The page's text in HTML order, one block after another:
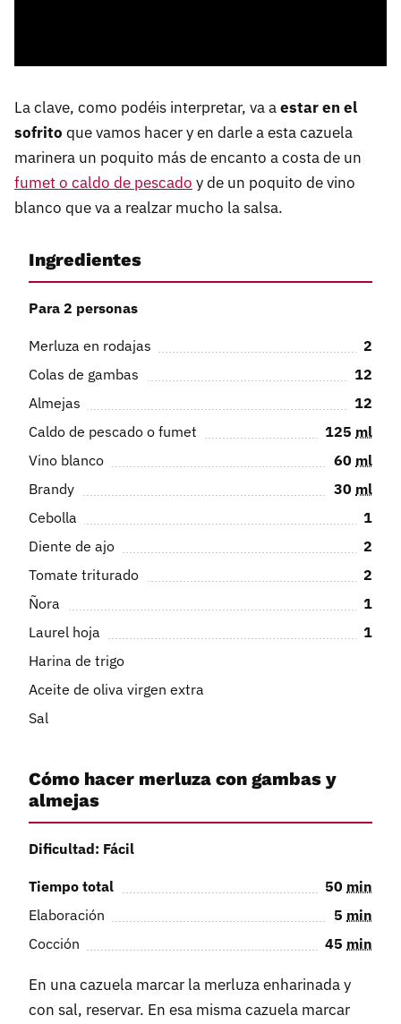
La clave, como podéis interpretar, va aestar en el
sofrito que vamos hacer y en darle a esta cazuela
marinera un poquito más de encanto a costa de un
fumet o caldo de pescado y de un poquito de vino
blanco que va a realzar mucho la salsa.
Ingredientes
Para 2 personas
Merluza en rodajas
2
Colas de gambas
12
Almejas
12
Caldo de pescado o fumet
125 ml
Vino blanco
60 ml
Brandy
30 ml
Cebolla
1
Diente de ajo
2
Tomate triturado
2
Ñora
1
Laurel hoja
1
Harina de trigo
Aceite de oliva virgen extra
Sal
Cómo hacer merluza con gambas y
almejas
Dificultad: Fácil
Tiempo total 50 min
Elaboración
5 min
Cocción
45 min
En una cazuela marcar la merluza enharinada y
con sal, reservar. En esa misma cazuela marcar